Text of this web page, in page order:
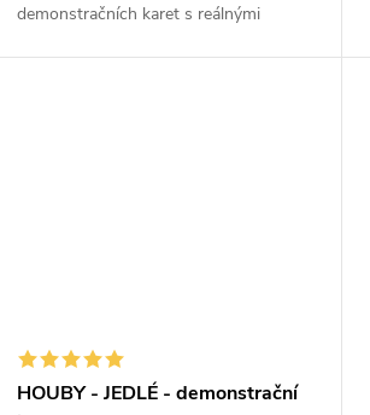
demonstračních karet s reálnými
HOUBY - JEDLÉ - demonstrační